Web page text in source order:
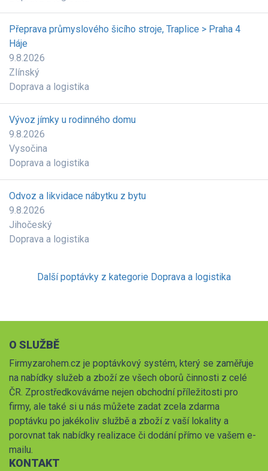
Přeprava průmyslového šicího stroje, Traplice > Praha 4
Háje
9.8.2026
Zlínský
Doprava a logistika
Vývoz jímky u rodinného domu
9.8.2026
Vysočina
Doprava a logistika
Odvoz a likvidace nábytku z bytu
9.8.2026
Jihočeský
Doprava a logistika
Další poptávky z kategorie Doprava a logistika
O SLUŽBĚ
Firmyzarohem.cz je poptávkový systém, který se zaměřuje
na nabídky služeb a zboží ze všech oborů činnosti z celé
ČR. Zprostředkováváme nejen obchodní příležitosti pro
firmy, ale také si u nás můžete zadat zcela zdarma
poptávku po jakékoliv službě a zboží z vaší lokality a
porovnat tak nabídky realizace či dodání přímo ve vašem e-
mailu.
KONTAKT